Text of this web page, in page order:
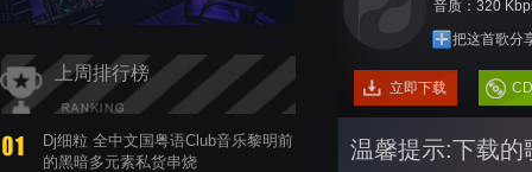
上周排行榜
Dj细粒 全中文国粤语Club音乐黎明前
的黑暗多元素私货串烧
音质：320
把这首歌分
立即下载
温馨提示:下载的